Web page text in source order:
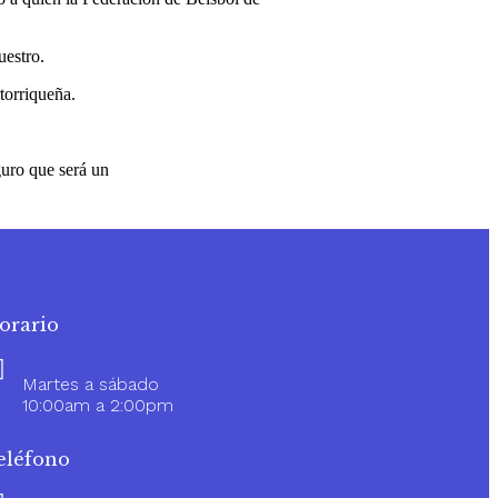
que será un
Martes a sábado
10:00am a 2:00pm